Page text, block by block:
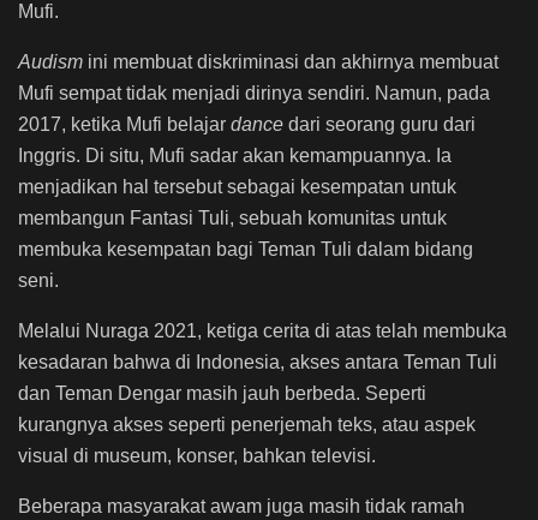
Mufi.
Audism ini membuat diskriminasi dan akhirnya membuat
Mufi sempat tidak menjadi dirinya sendiri. Namun, pada
2017, ketika Mufi belajar dance dari seorang guru dari
Inggris. Di situ, Mufi sadar akan kemampuannya. Ia
menjadikan hal tersebut sebagai kesempatan untuk
membangun Fantasi Tuli, sebuah komunitas untuk
membuka kesempatan bagi Teman Tuli dalam bidang
seni.
Melalui Nuraga 2021, ketiga cerita di atas telah membuka
kesadaran bahwa di Indonesia, akses antara Teman Tuli
dan Teman Dengar masih jauh berbeda. Seperti
kurangnya akses seperti penerjemah teks, atau aspek
visual di museum, konser, bahkan televisi.
Beberapa masyarakat awam juga masih tidak ramah